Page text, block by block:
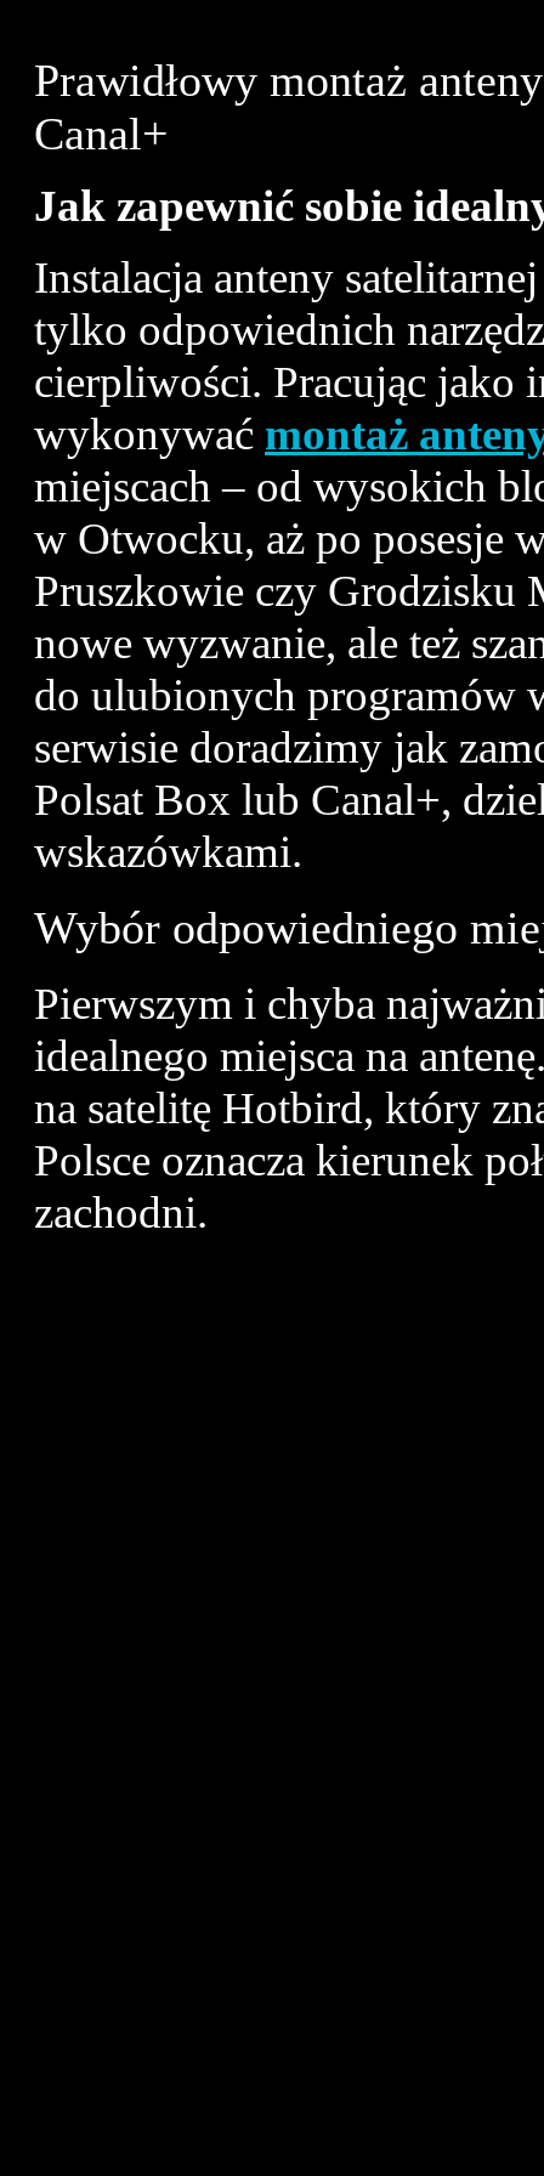
Prawidłowy montaż
Canal+
Jak zapewnić sobie
Instalacja anteny
tylko odpowiednich
cierpliwości. Pracując jako
wykonywać montaż
miejscach – od wysokich
w Otwocku, aż po posesje
Pruszkowie czy Grodzisku
nowe wyzwanie, ale też
do ulubionych programów
serwisie doradzimy jak
Polsat Box lub Canal+,
wskazówkami.
Wybór odpowiedniego
Pierwszym i chyba
idealnego miejsca na
na satelitę Hotbird, który
Polsce oznacza kierunek
zachodni.